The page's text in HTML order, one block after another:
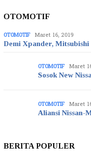
OTOMOTIF
OTOMOTIF Maret 16, 2019
Demi Xpander,
OTOMOTIF Maret
Sosok New
OTOMOTIF Maret
Aliansi Nissan-
BERITA POPULER